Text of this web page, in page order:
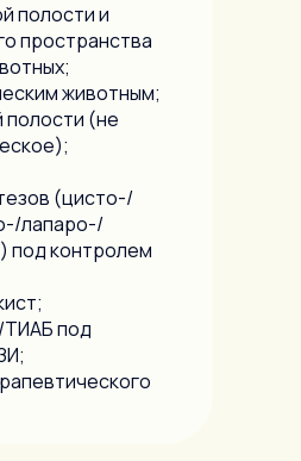
полости и
пространства
животным;
полости (не
(цисто-/
лапаро-/
под контролем
под